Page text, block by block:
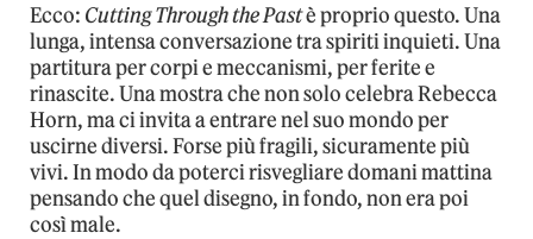
Ecco: Cutting Through the Pastè proprio questo. Una
lunga, intensa conversazione tra spiriti inquieti. Una
partitura per corpi e meccanismi, per ferite e
rinascite. Una mostra che non solo celebra Rebecca
Horn, ma ci invita a entrare nel suo mondo per
uscirne diversi. Forse più fragili, sicuramente più
vivi. In modo da poterci risvegliare domani mattina
pensando che quel disegno, in fondo, non era poi
così male.